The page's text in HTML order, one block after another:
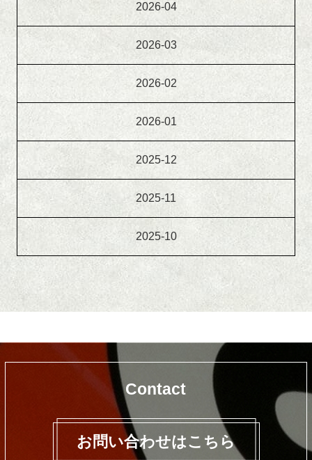
2026-04
2026-03
2026-02
2026-01
2025-12
2025-11
2025-10
Contact
お問い合わせはこちら